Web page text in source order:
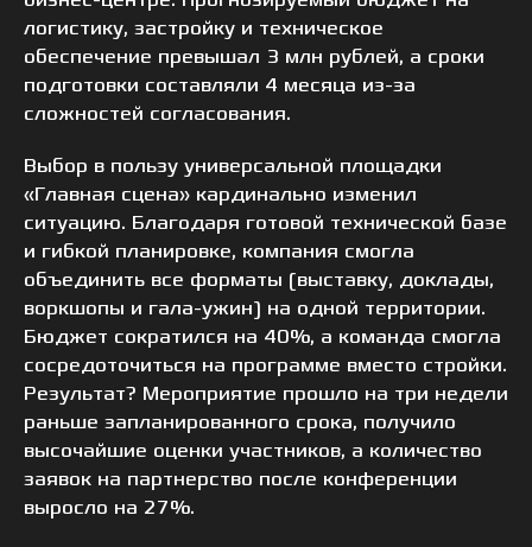
логистику, застройку и техническое
обеспечение превышал 3 млн рублей, а сроки
подготовки составляли 4 месяца из-за
сложностей согласования.
Выбор в пользу универсальной площадки
«Главная сцена» кардинально изменил
ситуацию. Благодаря готовой технической базе
и гибкой планировке, компания смогла
объединить все форматы (выставку, доклады,
воркшопы и гала-ужин) на одной территории.
Бюджет сократился на 40%, а команда смогла
сосредоточиться на программе вместо стройки.
Результат? Мероприятие прошло на три недели
раньше запланированного срока, получило
высочайшие оценки участников, а количество
заявок на партнерство после конференции
выросло на 27%.